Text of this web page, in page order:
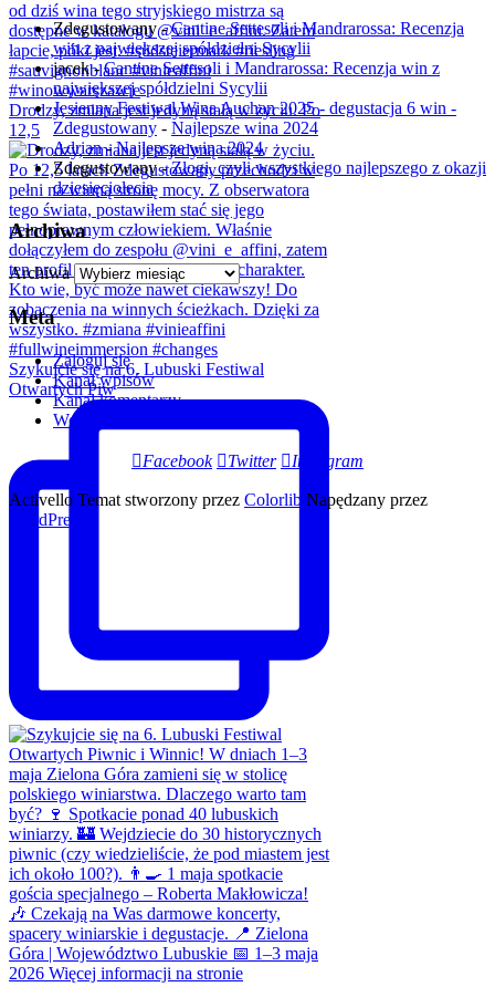
Drodzy, zmiana jest jedyną stałą w życiu. Po
12,5
Szykujcie się na 6. Lubuski Festiwal
Otwartych Piw
Zdegustowany-Cantine Settesoli i Mandrarossa: Recenzja
win z największej spółdzielni Sycylii
jacek-Cantine Settesoli i Mandrarossa: Recenzja win z
największej spółdzielni Sycylii
Jesienny Festiwal Wina Auchan 2025 - degustacja 6 win -
Zdegustowany - Najlepsze wina 2024
Adrian-Najlepsze wina 2024
Zdegustowany-Złogi, czyli wszystkiego najlepszego z okazji
dziesięciolecia
Archiwa
Archiwa
Meta
Zaloguj się
Kanał wpisów
Kanał komentarzy
WordPress.org
Facebook Twitter Instagram
Activello Temat stworzony przez Colorlib Napędzany przez
WordPress